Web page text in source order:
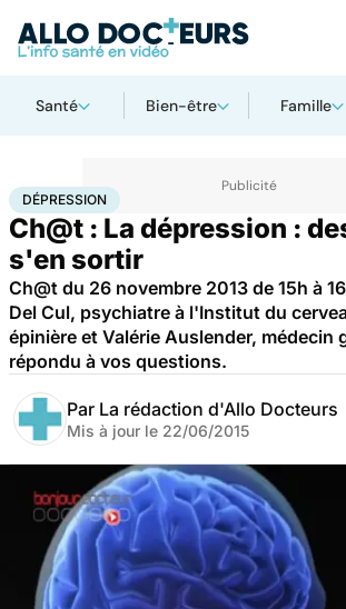
Santé Bien-être Famille
AccueilBien-être Dépression
DÉPRESSION
Ch@t : La dépression :
s'en sortir
Ch@t du 26 novembre 2013 de 15h à
Del Cul, psychiatre à l'Institut du
épinière et Valérie Auslender, médecin
répondu à vos questions.
Par La rédaction d'Allo Docteurs
Mis à jour le 22/06/2015